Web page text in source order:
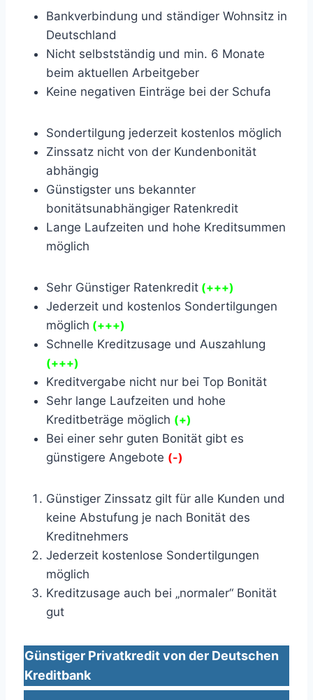
Bankverbindung und ständiger Wohnsitz in
Deutschland
Nicht selbstständig und min. 6 Monate
beim aktuellen Arbeitgeber
Keine negativen Einträge bei der Schufa
Sondertilgung jederzeit kostenlos möglich
Zinssatz nicht von der Kundenbonität
abhängig
Günstigster uns bekannter
bonitätsunabhängiger Ratenkredit
Lange Laufzeiten und hohe Kreditsummen
möglich
Sehr Günstiger Ratenkredit (+++)
Jederzeit und kostenlos Sondertilgungen
möglich (+++)
Schnelle Kreditzusage und Auszahlung
(+++)
Kreditvergabe nicht nur bei Top Bonität
Sehr lange Laufzeiten und hohe
Kreditbeträge möglich (+)
Bei einer sehr guten Bonität gibt es
günstigere Angebote (-)
Günstiger Zinssatz gilt für alle Kunden und
keine Abstufung je nach Bonität des
Kreditnehmers
Jederzeit kostenlose Sondertilgungen
möglich
Kreditzusage auch bei „normaler“ Bonität
gut
Günstiger Privatkredit von der Deutschen
Kreditbank